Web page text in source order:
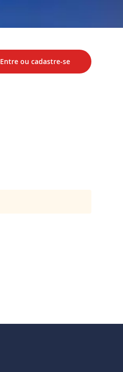
Entre ou cadastre-se